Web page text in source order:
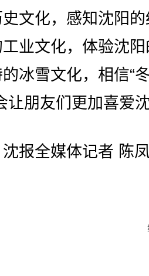
文化，感知沈阳
业文化，体验沈
冰雪文化，相信“
让朋友们更加喜爱
全媒体记者 陈